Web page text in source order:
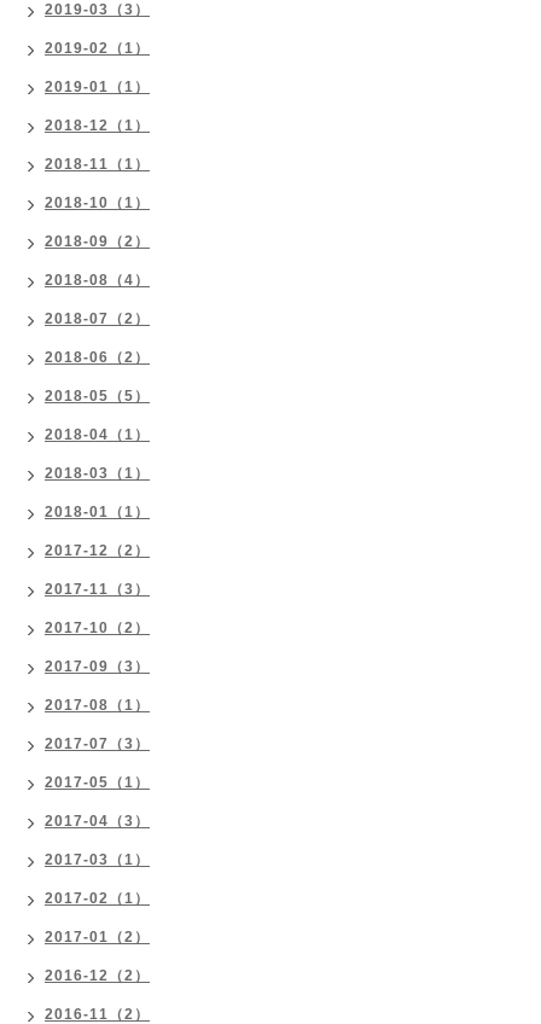
2019-03（3）
2019-02（1）
2019-01（1）
2018-12（1）
2018-11（1）
2018-10（1）
2018-09（2）
2018-08（4）
2018-07（2）
2018-06（2）
2018-05（5）
2018-04（1）
2018-03（1）
2018-01（1）
2017-12（2）
2017-11（3）
2017-10（2）
2017-09（3）
2017-08（1）
2017-07（3）
2017-05（1）
2017-04（3）
2017-03（1）
2017-02（1）
2017-01（2）
2016-12（2）
2016-11（2）